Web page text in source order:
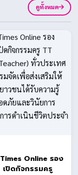
ดูทั้งหมด
Online รอง
เปิดกิจกรรมครู